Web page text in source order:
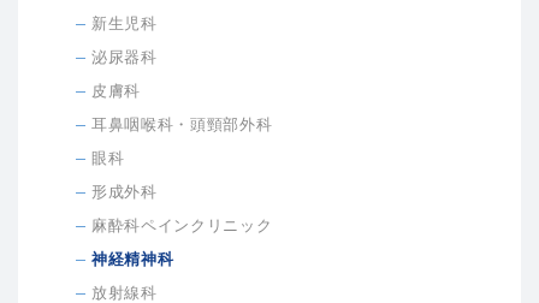
新生児科
泌尿器科
皮膚科
耳鼻咽喉科・頭頸部外科
眼科
形成外科
麻酔科ペインクリニック
神経精神科
放射線科